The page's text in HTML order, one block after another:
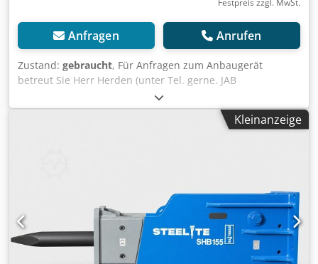
Anfragen Anrufen
Zustand: gebraucht, Für Anfragen zum Anbaugerät
betreut Sie Herr Herden (unter Tel. gerne. JAB
Hydraulikhammer / Hammer / MS03 / lagernd & sofort
verfügbar Preis: 3.490,00 € netto / 4.153,10 € brutto -
Gewicht (kg): 336 - Länge mit Meißel (mm): 1.500 -
eine sehr große Auswahl von verschiedenen
Anbaugeräten, die sofort verfügbar sind! Herr Herden (Tel.
betreut Sie gerne. Auf Wunsch unterbreiten wir Ihnen
auch gerne ein Finanzierungsangebot. Wir sind offizieller
Magni Teleskoplader Vertriebs- und Servicepartner. Wir
Kleinanzeige